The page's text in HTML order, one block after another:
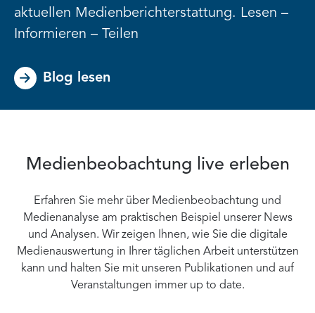
aktuellen Medienberichterstattung. Lesen –
Informieren – Teilen
Blog lesen
Medienbeobachtung live erleben
Erfahren Sie mehr über Medienbeobachtung und
Medienanalyse am praktischen Beispiel unserer News
und Analysen. Wir zeigen Ihnen, wie Sie die digitale
Medienauswertung in Ihrer täglichen Arbeit unterstützen
kann und halten Sie mit unseren Publikationen und auf
Veranstaltungen immer up to date.